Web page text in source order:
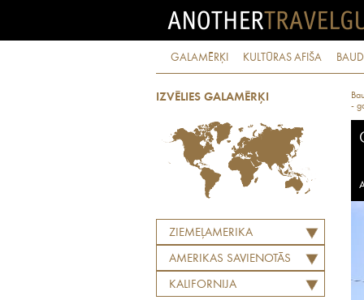
GALAMĒRĶI KULTŪRAS AFIŠA
IZVĒLIES GALAMĒRĶI
ZIEMEĻAMERIKA
AMERIKAS SAVIENOTĀS
VALSTIS
KALIFORNIJA
-